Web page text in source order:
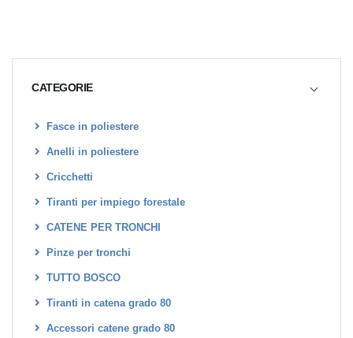
CATEGORIE
Fasce in poliestere
Anelli in poliestere
Cricchetti
Tiranti per impiego forestale
CATENE PER TRONCHI
Pinze per tronchi
TUTTO BOSCO
Tiranti in catena grado 80
Accessori catene grado 80